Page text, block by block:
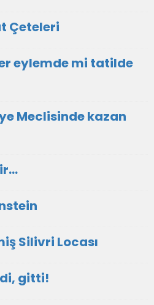
Çeteleri
eylemde mi tatilde
Meclisinde kazan
Silivri Locası
gitti!